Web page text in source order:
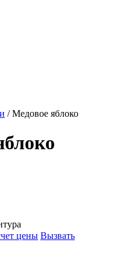
/ Медовое яблоко
цены Вызвать